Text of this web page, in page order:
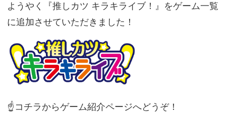
ようやく『推しカツ キラキライブ！』をゲーム一覧
に追加させていただきました！
☝コチラからゲーム紹介ページへどうぞ！